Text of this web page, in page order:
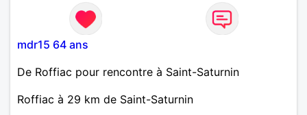
mdr15 64 ans
De Roffiac pour rencontre à Saint-Saturnin
Roffiac à 29 km de Saint-Saturnin